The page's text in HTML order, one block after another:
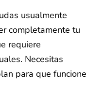
usualmente
completamente tu
requiere
Necesitas
para que funcione